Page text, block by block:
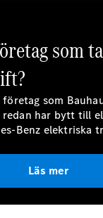
som
som
redan har bytt till
Benz elektriska
Läs mer